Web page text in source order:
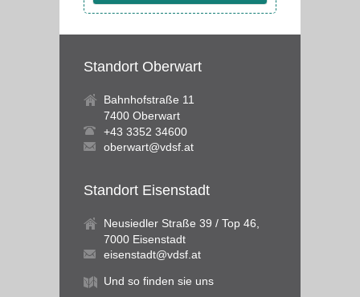
Standort Oberwart
Bahnhofstraße 11
7400 Oberwart
+43 3352 34600
oberwart@vdsf.at
Standort Eisenstadt
Neusiedler Straße 39 / Top 46,
7000 Eisenstadt
eisenstadt@vdsf.at
Und so finden sie uns